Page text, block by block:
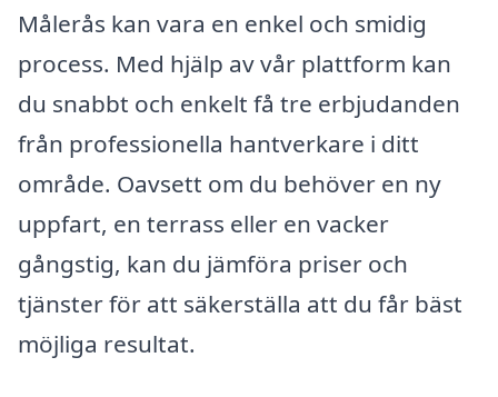
Målerås kan vara en enkel och smidig
process. Med hjälp av vår plattform kan
du snabbt och enkelt få tre erbjudanden
från professionella hantverkare i ditt
område. Oavsett om du behöver en ny
uppfart, en terrass eller en vacker
gångstig, kan du jämföra priser och
tjänster för att säkerställa att du får bäst
möjliga resultat.